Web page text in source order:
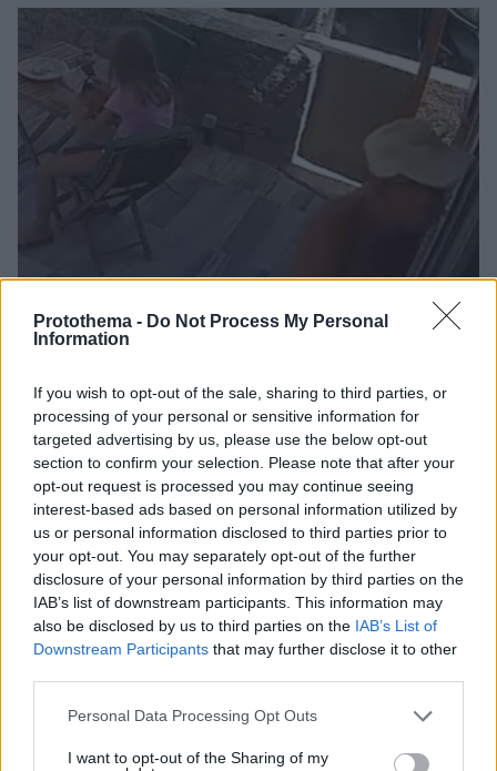
Protothema - Do Not Process My Personal
Information
If you wish to opt-out of the sale, sharing to third parties, or
processing of your personal or sensitive information for
targeted advertising by us, please use the below opt-out
section to confirm your selection. Please note that after your
opt-out request is processed you may continue seeing
interest-based ads based on personal information utilized by
us or personal information disclosed to third parties prior to
your opt-out. You may separately opt-out of the further
disclosure of your personal information by third parties on the
IAB’s list of downstream participants. This information may
also be disclosed by us to third parties on the IAB’s List of
Downstream Participants that may further disclose it to other
Please note that this website/app uses one or more Google
not limited to your visit or usage behaviour. You may click to
Personal Data Processing Opt Outs
I want to opt-out of the Sharing of my
«Πόσα θέλεις για το κορίτσι;»: Τουρίστας στην
Κρήτη ζητά... τιμή για να ασελγήσει σε ανήλικη, τι
καταγγέλλει ο ιδιοκτήτης επιχείρησης
07.08.2026, 18:22